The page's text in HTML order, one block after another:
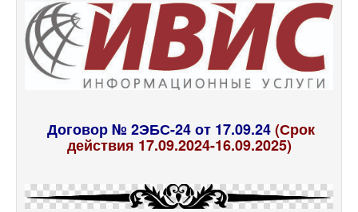
Договор № 2ЭБС-24 от 17.09.24(Срок
действия 17.09.2024-16.09.2025)